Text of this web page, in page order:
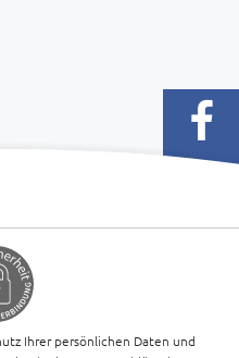
Ihrer persönlichen Daten und